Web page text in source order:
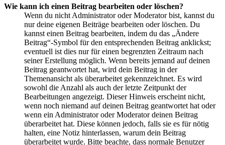
Wie kann ich einen Beitrag bearbeiten oder löschen?
Wenn du nicht Administrator oder Moderator bist, kannst du
nur deine eigenen Beiträge bearbeiten oder löschen. Du
kannst einen Beitrag bearbeiten, indem du das „Ändere
Beitrag“-Symbol für den entsprechenden Beitrag anklickst;
eventuell ist dies nur für einen begrenzten Zeitraum nach
seiner Erstellung möglich. Wenn bereits jemand auf deinen
Beitrag geantwortet hat, wird dein Beitrag in der
Themenansicht als überarbeitet gekennzeichnet. Es wird
sowohl die Anzahl als auch der letzte Zeitpunkt der
Bearbeitungen angezeigt. Dieser Hinweis erscheint nicht,
wenn noch niemand auf deinen Beitrag geantwortet hat oder
wenn ein Administrator oder Moderator deinen Beitrag
überarbeitet hat. Diese können jedoch, falls sie es für nötig
halten, eine Notiz hinterlassen, warum dein Beitrag
überarbeitet wurde. Bitte beachte, dass normale Benutzer